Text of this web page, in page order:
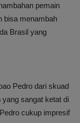
pemain
bisa menambah
Brasil yang
Pedro dari skuad
sangat ketat di
cukup impresif